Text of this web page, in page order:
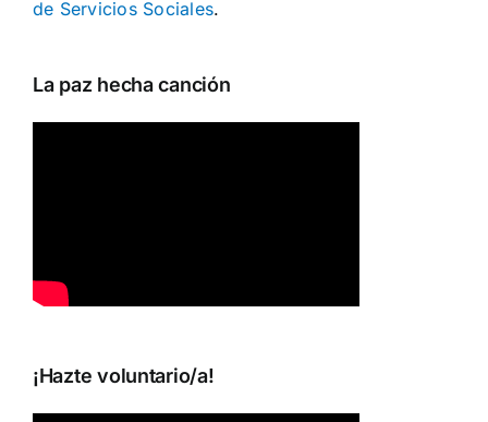
de Servicios Sociales.
La paz hecha canción
¡Hazte voluntario/a!